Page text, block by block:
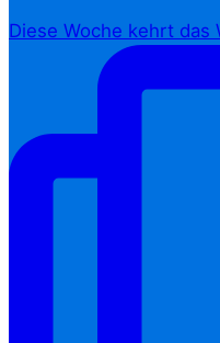
Diese Woche kehrt das